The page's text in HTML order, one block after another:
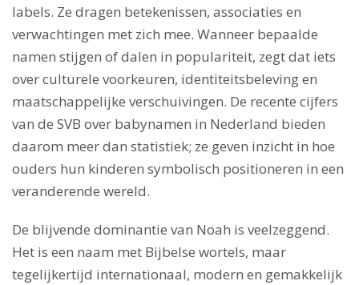
labels. Ze dragen betekenissen, associaties en
verwachtingen met zich mee. Wanneer bepaalde
namen stijgen of dalen in populariteit, zegt dat iets
over culturele voorkeuren, identiteitsbeleving en
maatschappelijke verschuivingen. De recente cijfers
van de SVB over babynamen in Nederland bieden
daarom meer dan statistiek; ze geven inzicht in hoe
ouders hun kinderen symbolisch positioneren in een
veranderende wereld.
De blijvende dominantie van Noah is veelzeggend.
Het is een naam met Bijbelse wortels, maar
tegelijkertijd internationaal, modern en gemakkelijk